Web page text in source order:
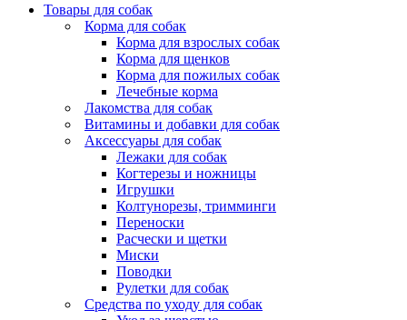
Товары для собак
Корма для собак
Корма для взрослых собак
Корма для щенков
Корма для пожилых собак
Лечебные корма
Лакомства для собак
Витамины и добавки для собак
Аксессуары для собак
Лежаки для собак
Когтерезы и ножницы
Игрушки
Колтунорезы, тримминги
Переноски
Расчески и щетки
Миски
Поводки
Рулетки для собак
Средства по уходу для собак